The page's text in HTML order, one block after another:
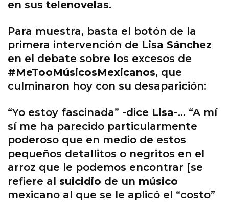
en sus telenovelas.
Para muestra, basta el botón de la
primera intervención de Lisa Sánchez
en el debate sobre los excesos de
#MeTooMúsicosMexicanos, que
culminaron hoy con su desaparición:
“Yo estoy fascinada” -dice Lisa-… “A mí
sí me ha parecido particularmente
poderoso que en medio de estos
pequeños detallitos o negritos en el
arroz que le podemos encontrar [se
refiere al suicidio de un músico
mexicano al que se le aplicó el “costo”